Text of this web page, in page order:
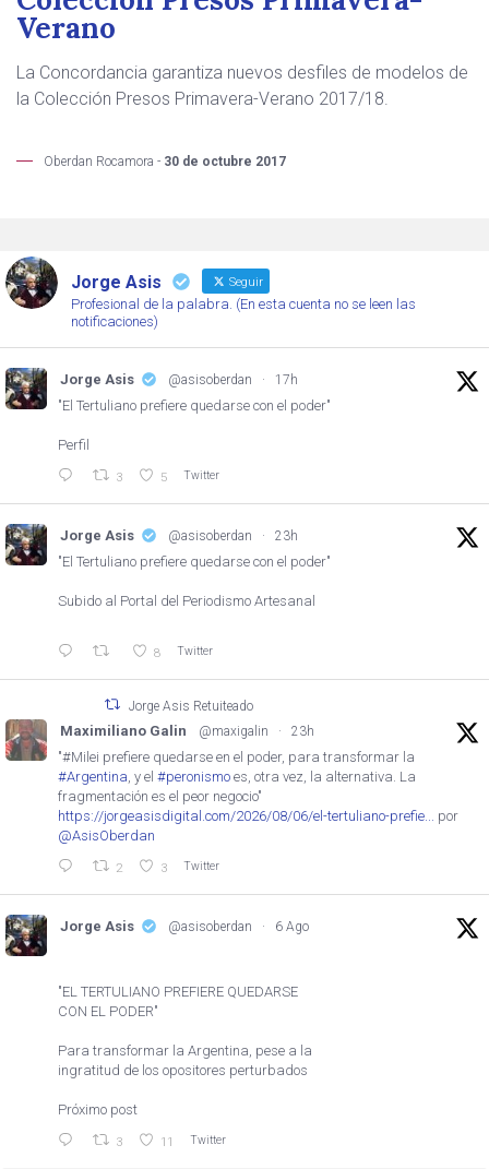
Verano
La Concordancia garantiza nuevos desfiles de modelos de
la Colección Presos Primavera-Verano 2017/18.
Oberdan Rocamora - 30 de octubre 2017
Jorge Asis Seguir
Profesional de la palabra. (En esta cuenta no se leen las
notificaciones)
Jorge Asis @asisoberdan · 17h
"El Tertuliano prefiere quedarse con el poder"
Perfil
3 5 Twitter
Jorge Asis @asisoberdan · 23h
"El Tertuliano prefiere quedarse con el poder"
Subido al Portal del Periodismo Artesanal
8 Twitter
Jorge Asis Retuiteado
Maximiliano Galin @maxigalin · 23h
"#Milei prefiere quedarse en el poder, para transformar la
#Argentina , y el #peronismo es, otra vez, la alternativa. La
fragmentación es el peor negocio"
https://jorgeasisdigital.com/2026/08/06/el-tertuliano-prefie...
por
@AsisOberdan
2 3 Twitter
Jorge Asis @asisoberdan · 6 Ago
"EL TERTULIANO PREFIERE QUEDARSE
CON EL PODER"
Para transformar la Argentina, pese a la
ingratitud de los opositores perturbados
Próximo post
3 11 Twitter